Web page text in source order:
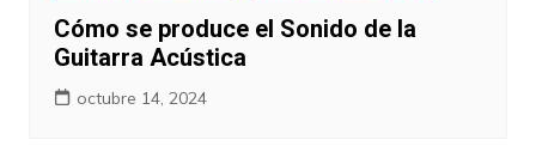
Cómo se produce el Sonido de la
Guitarra Acústica
octubre 14, 2024